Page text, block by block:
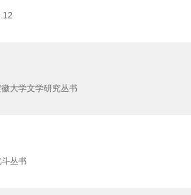
大学文学研究丛书
丛书